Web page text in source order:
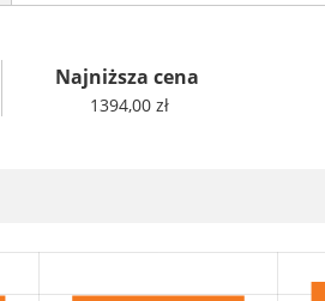
Najniższa cena
1394,00 zł